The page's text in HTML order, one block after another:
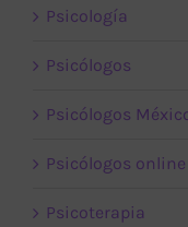
Psicología
Psicólogos
Psicólogos
Psicólogos online
Psicoterapia